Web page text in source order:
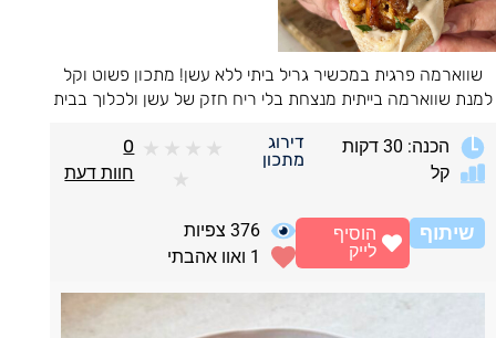
שווארמה פרגית במכשיר גריל ביתי ללא עשן! מתכון פשוט וקל
למנת שווארמה בייתית מנצחת בלי ריח חזק של עשן ולכלוך בבית
הכנה: 30 דקות
קל
דירוג
מתכון
★
★
★
★
★
0
חוות דעת
שיתוף 376 צפיות
1 ואוו אהבתי
הוסיף
לייק